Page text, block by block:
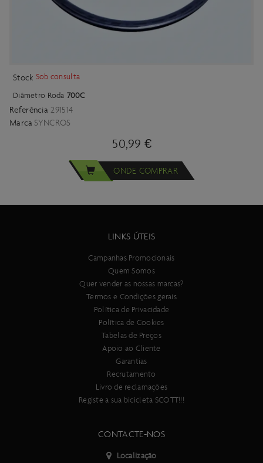
Stock Sob consulta
Diâmetro Roda 700C
Referência 291514
Marca SYNCROS
50,99 €
ONDE COMPRAR
LINKS ÚTEIS
Campanhas Promocionais
Quem Somos
Quer vender as nossas marcas?
Termos e Condições gerais
Política de Privacidade
Política de Cookies
Tabelas de Preços
Apoio ao Cliente
Garantias
Recrutamento
Livro de reclamações
Registe a sua bicicleta SCOTT!!!
CONTACTE-NOS
Localização